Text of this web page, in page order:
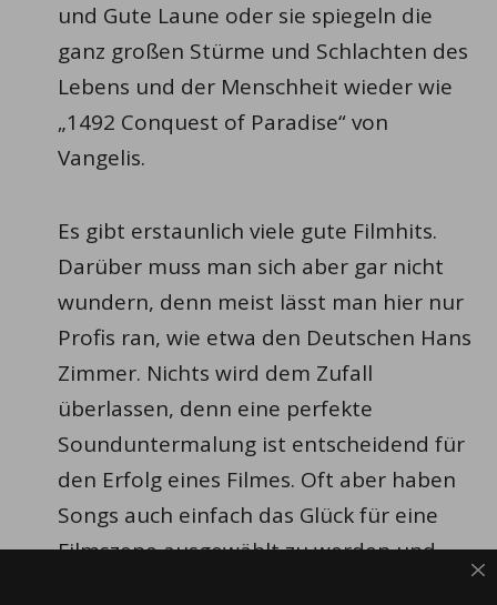
und Gute Laune oder sie spiegeln die
ganz großen Stürme und Schlachten des
Lebens und der Menschheit wieder wie
„1492 Conquest of Paradise“ von
Vangelis.
Es gibt erstaunlich viele gute Filmhits.
Darüber muss man sich aber gar nicht
wundern, denn meist lässt man hier nur
Profis ran, wie etwa den Deutschen Hans
Zimmer. Nichts wird dem Zufall
überlassen, denn eine perfekte
Sounduntermalung ist entscheidend für
den Erfolg eines Filmes. Oft aber haben
Songs auch einfach das Glück für eine
Filmszene ausgewählt zu werden und